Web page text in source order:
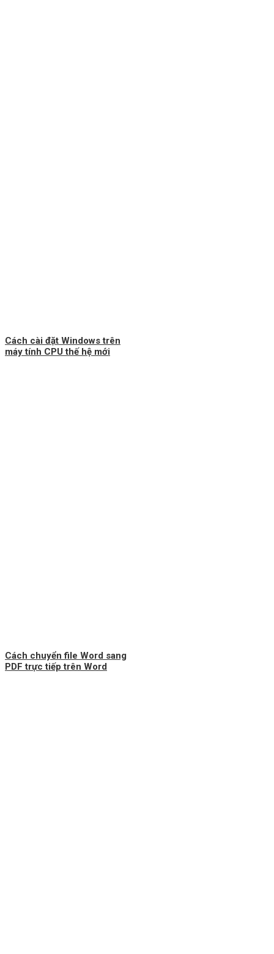
Cách cài đặt Windows trên
máy tính CPU thế hệ mới
Cách chuyển file Word sang
PDF trực tiếp trên Word